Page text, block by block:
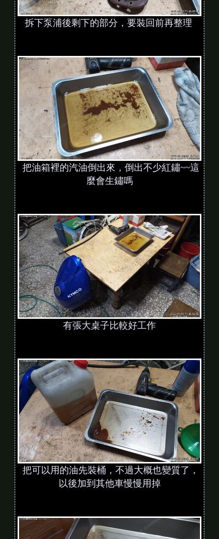
拆下泵浦後剩下的部分，要裝回前再整理
把油箱裡的汽油倒出來，倒出不少紅鏽~~這
麼會生鏽嗎
有張大桌子比較好工作
把可以用的油先裝桶，不過大概也變質了，
以後加到其他車慢慢用掉